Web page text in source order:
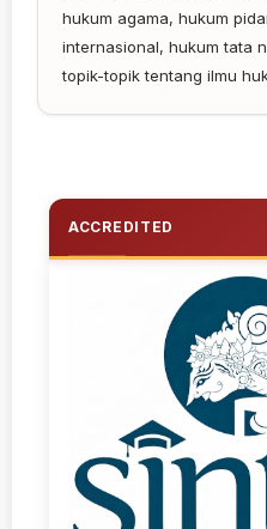
hukum agama, hukum
internasional, hukum tata
topik-topik tentang ilmu
ACCREDITED